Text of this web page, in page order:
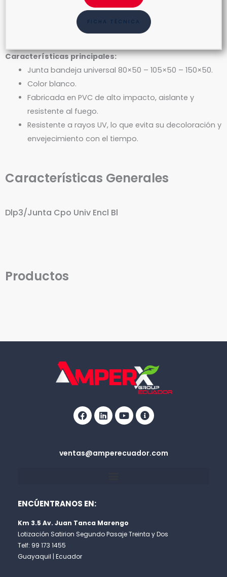
FICHA TÉCNICA
Características principales:
Junta bandeja universal 80×50 – 105×50 – 150×50.
Color blanco.
Fabricada en PVC de alto impacto, aislante y
resistente al fuego.
Resistente a rayos UV, lo que evita su decoloración y
envejecimiento con el tiempo.
Características Generales
Dlp3/Junta Cpo Univ Encl Bl
Productos
circle
ventas@amperecuador.com
ENCÚENTRANOS EN:
Km 3.5 Av. Juan Tanca Marengo
Lotización Satirion Segundo Pasaje Treinta y Dos
Telf: 99 173 1455
Guayaquil | Ecuador